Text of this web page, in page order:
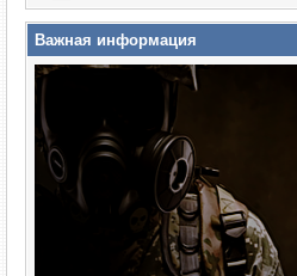
Важная информация